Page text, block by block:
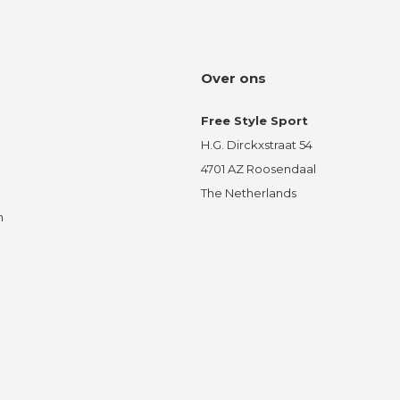
Over ons
Free Style Sport
H.G. Dirckxstraat 54
4701 AZ Roosendaal
The Netherlands